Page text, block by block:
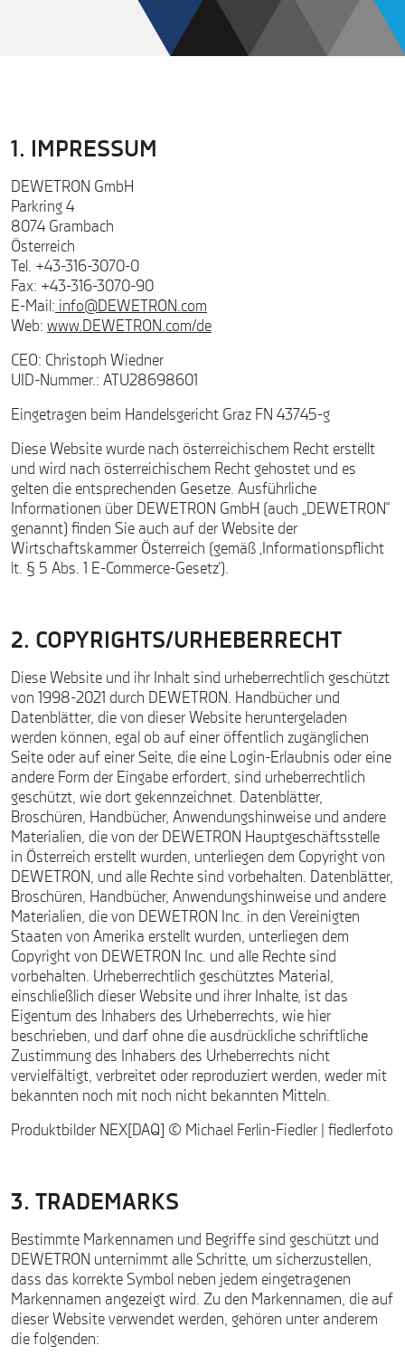
1. IMPRESSUM
DEWETRON GmbH
Parkring 4
8074 Grambach
Österreich
Tel. +43-316-3070-0
Fax: +43-316-3070-90
E-Mail: info@DEWETRON.com
Web: www.DEWETRON.com/de
CEO: Christoph Wiedner
UID-Nummer.: ATU28698601
Eingetragen beim Handelsgericht Graz FN 43745-g
Diese Website wurde nach österreichischem Recht erstellt
und wird nach österreichischem Recht gehostet und es
gelten die entsprechenden Gesetze. Ausführliche
Informationen über DEWETRON GmbH (auch „DEWETRON“
genannt) finden Sie auch auf der Website der
Wirtschaftskammer Österreich (gemäß ‚Informationspflicht
lt. § 5 Abs. 1 E-Commerce-Gesetz‘).
2. COPYRIGHTS/URHEBERRECHT
Diese Website und ihr Inhalt sind urheberrechtlich geschützt
von 1998-2021 durch DEWETRON. Handbücher und
Datenblätter, die von dieser Website heruntergeladen
werden können, egal ob auf einer öffentlich zugänglichen
Seite oder auf einer Seite, die eine Login-Erlaubnis oder eine
andere Form der Eingabe erfordert, sind urheberrechtlich
geschützt, wie dort gekennzeichnet. Datenblätter,
Broschüren, Handbücher, Anwendungshinweise und andere
Materialien, die von der DEWETRON Hauptgeschäftsstelle
in Österreich erstellt wurden, unterliegen dem Copyright von
DEWETRON, und alle Rechte sind vorbehalten. Datenblätter,
Broschüren, Handbücher, Anwendungshinweise und andere
Materialien, die von DEWETRON Inc. in den Vereinigten
Staaten von Amerika erstellt wurden, unterliegen dem
Copyright von DEWETRON Inc. und alle Rechte sind
vorbehalten. Urheberrechtlich geschütztes Material,
einschließlich dieser Website und ihrer Inhalte, ist das
Eigentum des Inhabers des Urheberrechts, wie hier
beschrieben, und darf ohne die ausdrückliche schriftliche
Zustimmung des Inhabers des Urheberrechts nicht
vervielfältigt, verbreitet oder reproduziert werden, weder mit
bekannten noch mit noch nicht bekannten Mitteln.
Produktbilder NEX[DAQ] © Michael Ferlin-Fiedler | fiedlerfoto
3. TRADEMARKS
Bestimmte Markennamen und Begriffe sind geschützt und
DEWETRON unternimmt alle Schritte, um sicherzustellen,
dass das korrekte Symbol neben jedem eingetragenen
Markennamen angezeigt wird. Zu den Markennamen, die auf
dieser Website verwendet werden, gehören unter anderem
die folgenden: